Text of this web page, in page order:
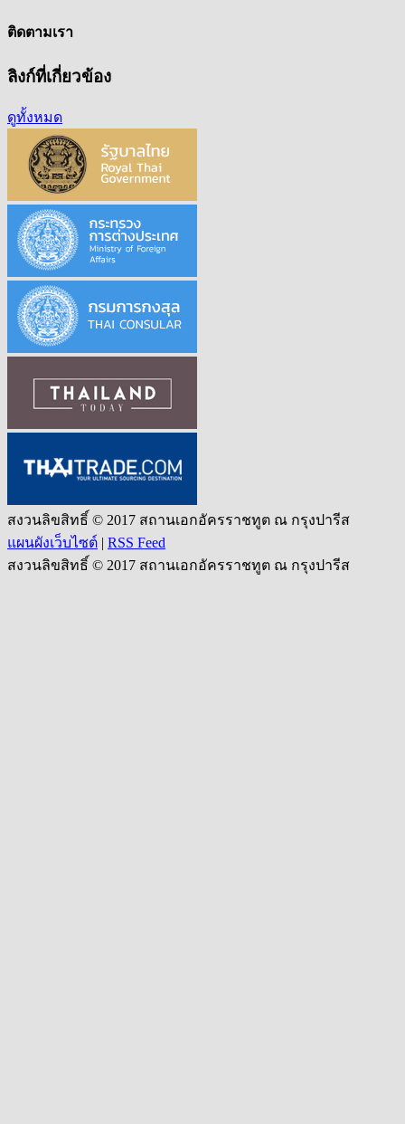
ติดตามเรา
ลิงก์ที่เกี่ยวข้อง
ดูทั้งหมด
สงวนลิขสิทธิ์ © 2017 สถานเอกอัครราชทูต ณ กรุงปารีส
แผนผังเว็บไซต์ | RSS Feed
สงวนลิขสิทธิ์ © 2017 สถานเอกอัครราชทูต ณ กรุงปารีส